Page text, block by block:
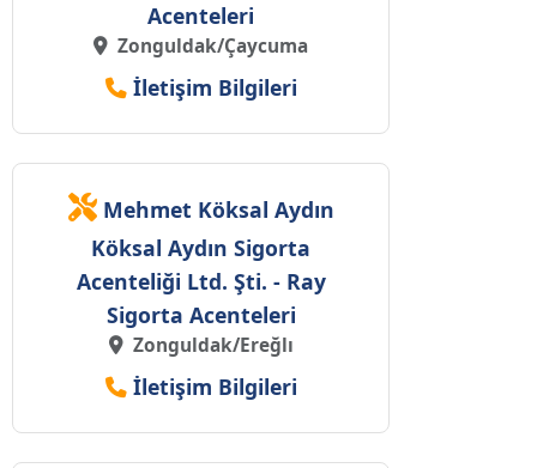
Acenteleri
Zonguldak/Çaycuma
İletişim Bilgileri
Mehmet Köksal Aydın
Köksal Aydın Sigorta
Acenteliği Ltd. Şti. - Ray
Sigorta Acenteleri
Zonguldak/Ereğlı
İletişim Bilgileri